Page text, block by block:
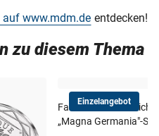
auf www.mdm.de entdecken!
zu diesem Thema
Einzelangebot
Faszination
„Magna Germania"-